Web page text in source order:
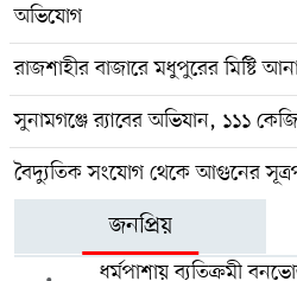
অভিযোগ
রাজশাহীর বাজারে মধুপুরের মিষ্টি
সুনামগঞ্জে র‍্যাবের অভিযান, ১১১
বৈদ্যুতিক সংযোগ থেকে আগুনের
জনপ্রিয়
ধর্মপাশায় ব্যতিক্রমী